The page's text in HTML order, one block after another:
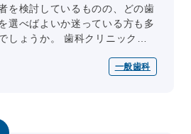
を検討しているものの、どの歯
選べばよいか迷っている方も多
しょうか。 歯科クリニック選
一般歯科